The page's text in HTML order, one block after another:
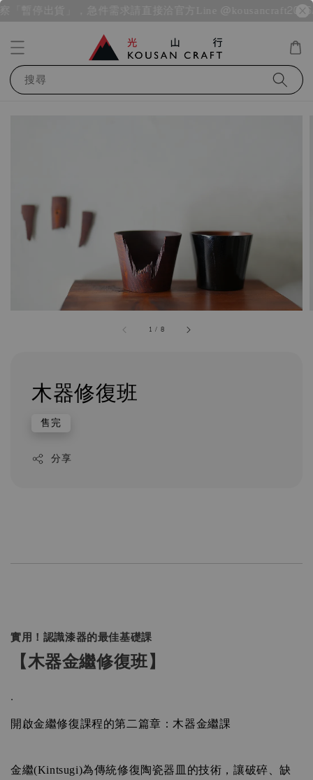
暫停出貨」，急件需求請直接洽官方Line @kousancraft
搜尋
1 / 8
木器修復班
售完
分享
實用！認識漆器的最佳基礎課
【木器金繼修復班】
.
開啟金繼修復課程的第二篇章：木器金繼課
金繼(Kintsugi)為傳統修復陶瓷器皿的技術，讓破碎、缺